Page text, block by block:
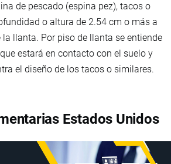
de pescado (espina pez), tacos o
o altura de 2.54 cm o más a
la llanta. Por piso de llanta se entiende
estará en contacto con el suelo y
el diseño de los tacos o similares.
Estados Unidos